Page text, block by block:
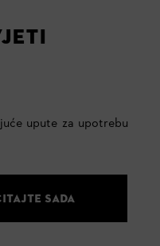
upute za upotrebu
SADA